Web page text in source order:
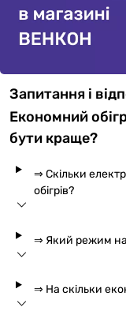
Запитання і
Економний
бути краще?
⇒ Скільки
обігрів?
⇒ Який режим на
⇒ На скільки